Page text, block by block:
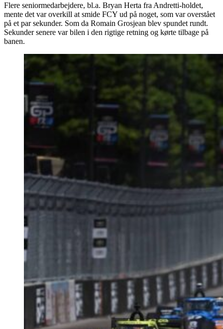
Flere seniormedarbejdere, bl.a. Bryan Herta fra Andretti-holdet,
mente det var overkill at smide FCY ud på noget, som var overstået
på et par sekunder. Som da Romain Grosjean blev spundet rundt.
Sekunder senere var bilen i den rigtige retning og kørte tilbage på
banen.